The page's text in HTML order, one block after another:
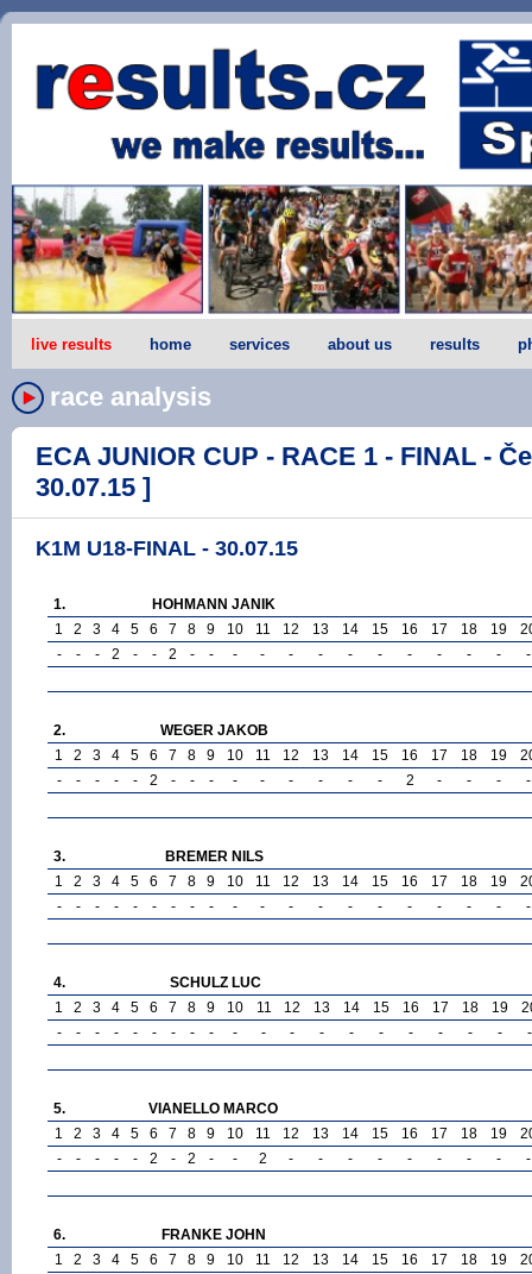
live results home services about us results
race analysis
ECA JUNIOR CUP - RACE 1 - FINAL -
30.07.15 ]
K1M U18-FINAL - 30.07.15
1.
HOHMANN JANIK
1
2 3 4 5 6 7 8 9 10 11 12 13 14 15 16 17 18 19
-
- - 2 - - 2 - - - - - - - - - - - - -
2.
WEGER JAKOB
1
2 3 4 5 6 7 8 9 10 11 12 13 14 15 16 17 18 19
-
- - - - 2 - - - - - - - - - 2 - - - -
3.
BREMER NILS
1
2 3 4 5 6 7 8 9 10 11 12 13 14 15 16 17 18 19
-
- - - - - - - - - - - - - - - - - - -
4.
SCHULZ LUC
1
2 3 4 5 6 7 8 9 10 11 12 13 14 15 16 17 18 19
-
- - - - - - - - - - - - - - - - - - -
5.
VIANELLO MARCO
1
2 3 4 5 6 7 8 9 10 11 12 13 14 15 16 17 18 19
-
- - - - 2 - 2 - - 2 - - - - - - - - -
6.
FRANKE JOHN
1
2 3 4 5 6 7 8 9 10 11 12 13 14 15 16 17 18 19